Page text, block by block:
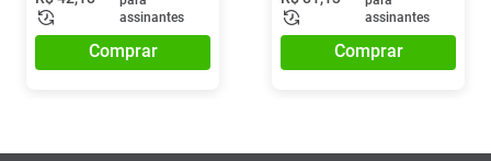
assinantes
Comprar
assinantes
Comprar